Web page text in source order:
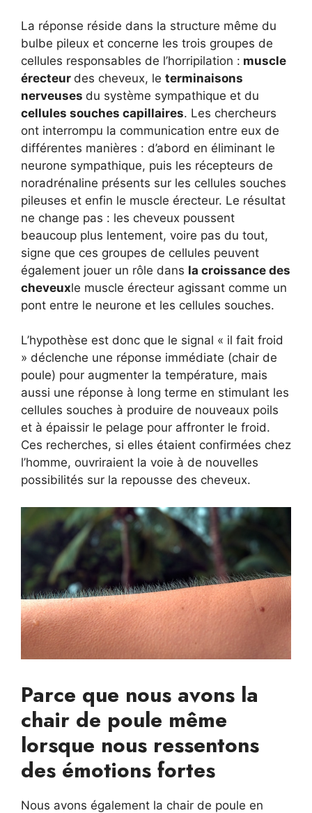
La réponse réside dans la structure même du
bulbe pileux et concerne les trois groupes de
cellules responsables de l’horripilation : muscle
érecteur des cheveux, le terminaisons
nerveuses du système sympathique et du
cellules souches capillaires. Les chercheurs
ont interrompu la communication entre eux de
différentes manières : d’abord en éliminant le
neurone sympathique, puis les récepteurs de
noradrénaline présents sur les cellules souches
pileuses et enfin le muscle érecteur. Le résultat
ne change pas : les cheveux poussent
beaucoup plus lentement, voire pas du tout,
signe que ces groupes de cellules peuvent
également jouer un rôle dans la croissance des
cheveuxle muscle érecteur agissant comme un
pont entre le neurone et les cellules souches.
L’hypothèse est donc que le signal « il fait froid
» déclenche une réponse immédiate (chair de
poule) pour augmenter la température, mais
aussi une réponse à long terme en stimulant les
cellules souches à produire de nouveaux poils
et à épaissir le pelage pour affronter le froid.
Ces recherches, si elles étaient confirmées chez
l’homme, ouvriraient la voie à de nouvelles
possibilités sur la repousse des cheveux.
Parce que nous avons la
chair de poule même
lorsque nous ressentons
des émotions fortes
Nous avons également la chair de poule en